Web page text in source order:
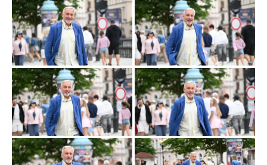
Ach, ty vraždy! (René Nitka)
Ordinace v růžové zahradě 2(MUDr. David Suchý)
Pojišťovna štěstí(MUDr. Jiří Vráž)
Bumerang(Zbyněk Kříž)
Zdivočelá země(Mirek Veselý)
Hříchy pro diváky detektivek(tenisový trenér Víťa)
Život na zámku(MUDr. Bohata)
O zvířatech a lidech(Olžin ctitel)
Dlouhá míle (Michal Klánský)
Rodáci(Jaroslav Svitáček, ml.)
O princezně, která ráčkovala(zahradník Kryštof)